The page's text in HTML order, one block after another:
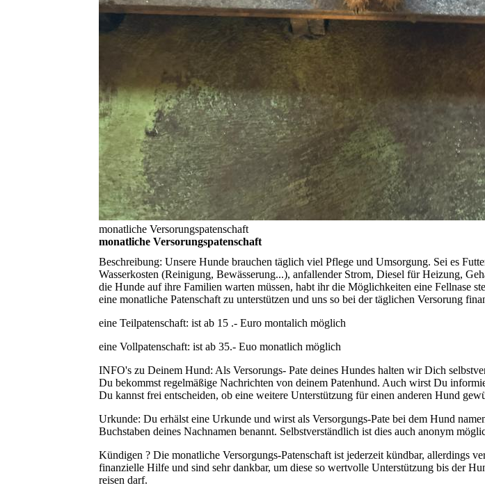
monatliche Versorungspatenschaft
monatliche Versorungspatenschaft
Beschreibung: Unsere Hunde brauchen täglich viel Pflege und Umsorgung. Sei es
Wasserkosten (Reinigung, Bewässerung...), anfallender Strom, Diesel für Heizung,
die Hunde auf ihre Familien warten müssen, habt ihr die Möglichkeiten eine Fellnase
eine monatliche Patenschaft zu unterstützen und uns so bei der täglichen Versorung
eine Teilpatenschaft: ist ab 15 .- Euro montalich möglich
eine Vollpatenschaft: ist ab 35.- Euo monatlich möglich
INFO's zu Deinem Hund: Als Versorungs- Pate deines Hundes halten wir Dich
Du bekommst regelmäßige Nachrichten von deinem Patenhund. Auch wirst Du
Du kannst frei entscheiden, ob eine weitere Unterstützung für einen anderen Hund
Urkunde: Du erhälst eine Urkunde und wirst als Versorgungs-Pate bei dem Hund
Buchstaben deines Nachnamen benannt. Selbstverständlich ist dies auch anonym
Kündigen ? Die monatliche Versorgungs-Patenschaft ist jederzeit kündbar, allerdings
finanzielle Hilfe und sind sehr dankbar, um diese so wertvolle Unterstützung bis der
reisen darf.